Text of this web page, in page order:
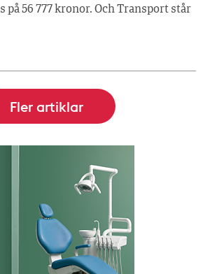
på 56 777 kronor. Och Transport står